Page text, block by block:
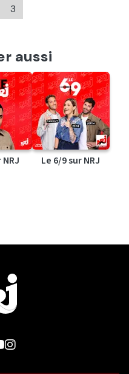
3
aussi
Le 6/9 sur NRJ